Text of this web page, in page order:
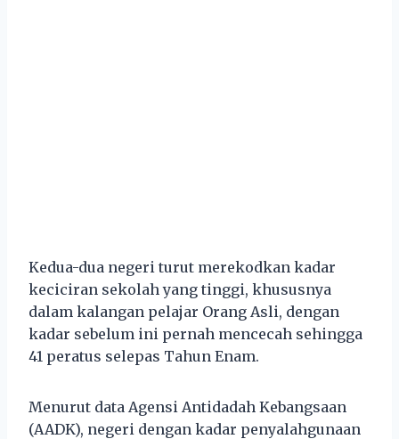
Kedua-dua negeri turut merekodkan kadar
keciciran sekolah yang tinggi, khususnya
dalam kalangan pelajar Orang Asli, dengan
kadar sebelum ini pernah mencecah sehingga
41 peratus selepas Tahun Enam.
Menurut data Agensi Antidadah Kebangsaan
(AADK), negeri dengan kadar penyalahgunaan